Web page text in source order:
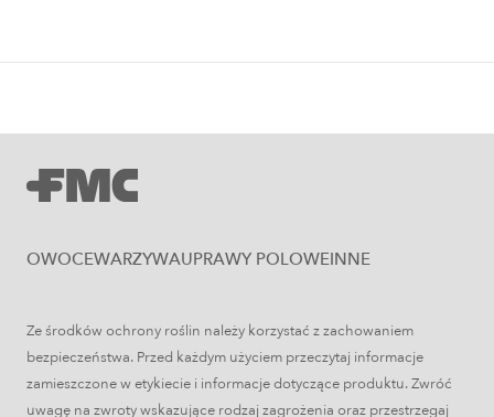
Uprawy polowe
Łokaś garbatek – jak rozpoznać
OWOCEWARZYWAUPRAWY POLOWEINNE
Ze środków ochrony roślin należy korzystać z zachowaniem
bezpieczeństwa. Przed każdym użyciem przeczytaj informacje
zamieszczone w etykiecie i informacje dotyczące produktu. Zwróć
uwagę na zwroty wskazujące rodzaj zagrożenia oraz przestrzegaj